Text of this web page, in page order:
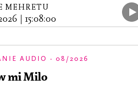
MEHRETU
15:08:00
AUDIO - 08/2026
mi Milo